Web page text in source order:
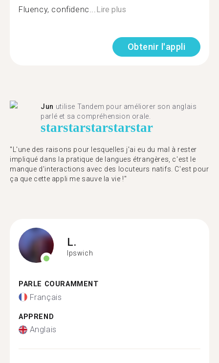
Fluency, confidenc...Lire plus
Obtenir l'appli
Jun utilise Tandem pour améliorer son anglais
parlé et sa compréhension orale.
starstarstarstarstar
"L'une des raisons pour lesquelles j'ai eu du mal à rester
impliqué dans la pratique de langues étrangères, c'est le
manque d'interactions avec des locuteurs natifs. C'est pour
ça que cette appli me sauve la vie !"
L.
Ipswich
PARLE COURAMMENT
Français
APPREND
Anglais